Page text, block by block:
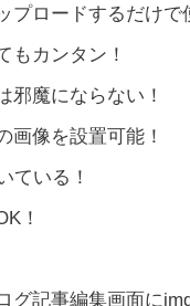
プロードするだけで
もカンタン！
邪魔にならない！
画像を設置可能！
ている！
！
グ記事編集画面に